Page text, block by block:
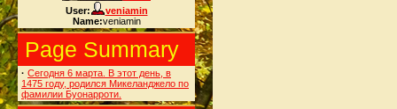
User:
veniamin
Name:veniamin
Page Summary
· Сегодня 6 марта. В этот день, в
1475 году, родился Микеланджело по
фамилии Буонарроти.